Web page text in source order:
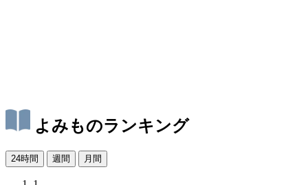
よみものランキング
24時間 週間 月間